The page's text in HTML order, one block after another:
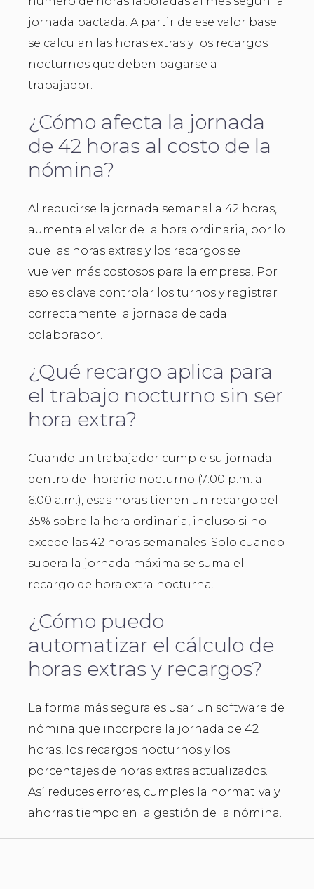
jornada pactada. A partir de ese valor base
se calculan las horas extras y los recargos
nocturnos que deben pagarse al
trabajador.
¿Cómo afecta la jornada
de 42 horas al costo de la
nómina?
Al reducirse la jornada semanal a 42 horas,
aumenta el valor de la hora ordinaria, por lo
que las horas extras y los recargos se
vuelven más costosos para la empresa. Por
eso es clave controlar los turnos y registrar
correctamente la jornada de cada
colaborador.
¿Qué recargo aplica para
el trabajo nocturno sin ser
hora extra?
Cuando un trabajador cumple su jornada
dentro del horario nocturno (7:00 p.m. a
6:00 a.m.), esas horas tienen un recargo del
35% sobre la hora ordinaria, incluso si no
excede las 42 horas semanales. Solo cuando
supera la jornada máxima se suma el
recargo de hora extra nocturna.
¿Cómo puedo
automatizar el cálculo de
horas extras y recargos?
La forma más segura es usar un software de
nómina que incorpore la jornada de 42
horas, los recargos nocturnos y los
porcentajes de horas extras actualizados.
Así reduces errores, cumples la normativa y
ahorras tiempo en la gestión de la nómina.